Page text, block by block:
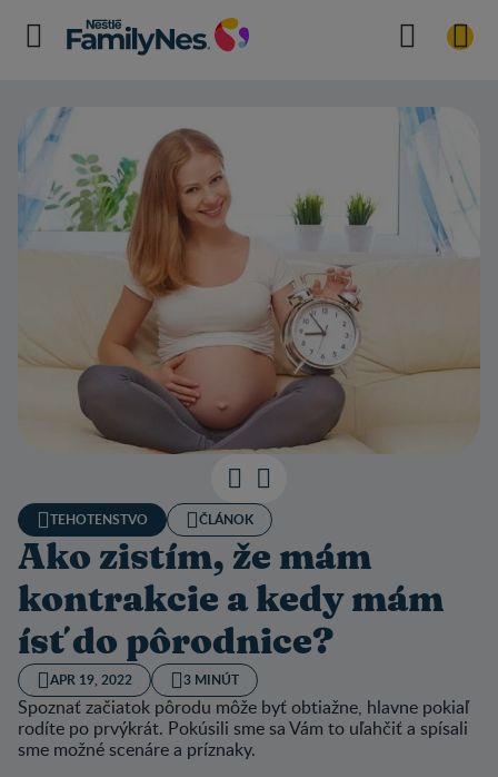
TEHOTENSTVO ČLÁNOK
Ako zistím, že mám
kontrakcie a kedy mám
ísť do pôrodnice?
APR 19, 2022 3 MINÚT
Spoznať začiatok pôrodu môže byť obtiažne, hlavne pokiaľ
rodíte po prvýkrát. Pokúsili sme sa Vám to uľahčiť a spísali
sme možné scenáre a príznaky.